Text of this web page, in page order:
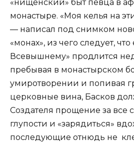
«нищенский» быт певца в
монастыре. «Моя келья на
— написал под снимком
«монах», из чего следует,
Всевышнему» продлится
пребывая в монастырском
умиротворении и попивая
церковные вина, Басков
Создателя прощение за
глупости и «зарядиться»
последующие отнюдь не